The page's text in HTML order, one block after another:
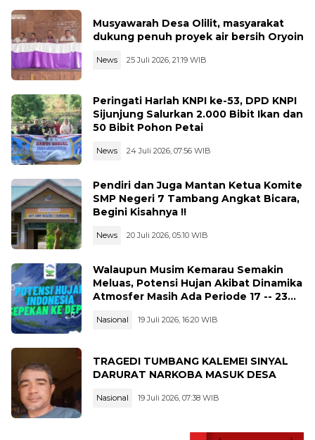
Musyawarah Desa Olilit, masyarakat
dukung penuh proyek air bersih Oryoin
News 25 Juli 2026, 21:19 WIB
Peringati Harlah KNPI ke-53, DPD KNPI
Sijunjung Salurkan 2.000 Bibit Ikan dan
50 Bibit Pohon Petai
News 24 Juli 2026, 07:56 WIB
Pendiri dan Juga Mantan Ketua Komite
SMP Negeri 7 Tambang Angkat Bicara,
Begini Kisahnya !!
News 20 Juli 2026, 05:10 WIB
Walaupun Musim Kemarau Semakin
Meluas, Potensi Hujan Akibat Dinamika
Atmosfer Masih Ada Periode 17 -- 23
Nasional 19 Juli 2026, 16:20 WIB
TRAGEDI TUMBANG KALEMEI SINYAL
DARURAT NARKOBA MASUK DESA
Nasional 19 Juli 2026, 07:38 WIB